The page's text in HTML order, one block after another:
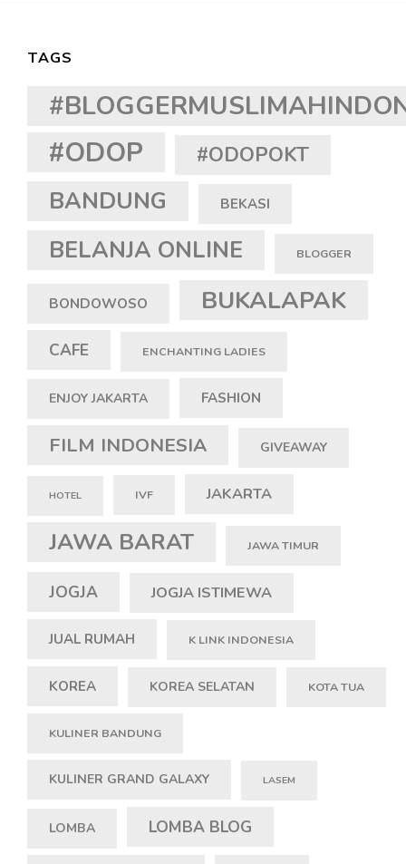
TAGS
#ODOP #ODOPOKT
BANDUNG BEKASI
BELANJA ONLINE BLOGGER
BONDOWOSO BUKALAPAK
CAFE ENCHANTING LADIES
ENJOY JAKARTA FASHION
FILM INDONESIA GIVEAWAY
HOTEL IVF JAKARTA
JAWA BARAT JAWA TIMUR
JOGJA JOGJA ISTIMEWA
JUAL RUMAH K LINK INDONESIA
KOREA KOREA SELATAN KOTA TUA
KULINER BANDUNG
KULINER GRAND GALAXY LASEM
LOMBA LOMBA BLOG